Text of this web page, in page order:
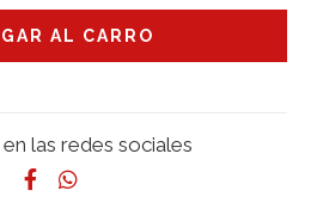
las redes sociales